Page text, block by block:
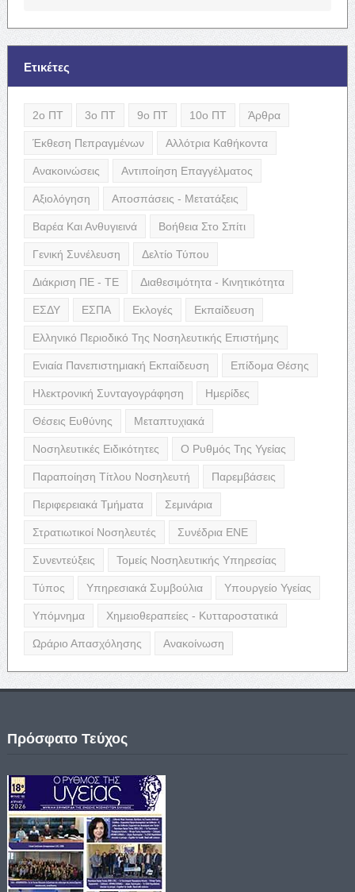
Ετικέτες
2ο ΠΤ 3ο ΠΤ 9ο ΠΤ 10ο ΠΤ Άρθρα
Έκθεση Πεπραγμένων Αλλότρια Καθήκοντα
Ανακοινώσεις Αντιποίηση Επαγγέλματος
Αξιολόγηση Αποσπάσεις - Μετατάξεις
Βαρέα Και Ανθυγιεινά Βοήθεια Στο Σπίτι
Γενική Συνέλευση Δελτίο Τύπου
Διάκριση ΠΕ - ΤΕ Διαθεσιμότητα - Κινητικότητα
ΕΣΔΥ ΕΣΠΑ Εκλογές Εκπαίδευση
Ελληνικό Περιοδικό Της Νοσηλευτικής Επιστήμης
Ενιαία Πανεπιστημιακή Εκπαίδευση Επίδομα Θέσης
Ηλεκτρονική Συνταγογράφηση Ημερίδες
Θέσεις Ευθύνης Μεταπτυχιακά
Νοσηλευτικές Ειδικότητες Ο Ρυθμός Της Υγείας
Παραποίηση Τίτλου Νοσηλευτή Παρεμβάσεις
Περιφερειακά Τμήματα Σεμινάρια
Στρατιωτικοί Νοσηλευτές Συνέδρια ΕΝΕ
Συνεντεύξεις Τομείς Νοσηλευτικής Υπηρεσίας
Τύπος Υπηρεσιακά Συμβούλια Υπουργείο Υγείας
Υπόμνημα Χημειοθεραπείες - Κυτταροστατικά
Ωράριο Απασχόλησης Ανακοίνωση
Πρόσφατο Τεύχος